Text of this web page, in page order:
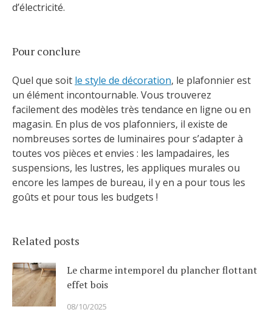
d’électricité.
Pour conclure
Quel que soit le style de décoration, le plafonnier est
un élément incontournable. Vous trouverez
facilement des modèles très tendance en ligne ou en
magasin. En plus de vos plafonniers, il existe de
nombreuses sortes de luminaires pour s’adapter à
toutes vos pièces et envies : les lampadaires, les
suspensions, les lustres, les appliques murales ou
encore les lampes de bureau, il y en a pour tous les
goûts et pour tous les budgets !
Related posts
Le charme intemporel du plancher flottant
effet bois
08/10/2025